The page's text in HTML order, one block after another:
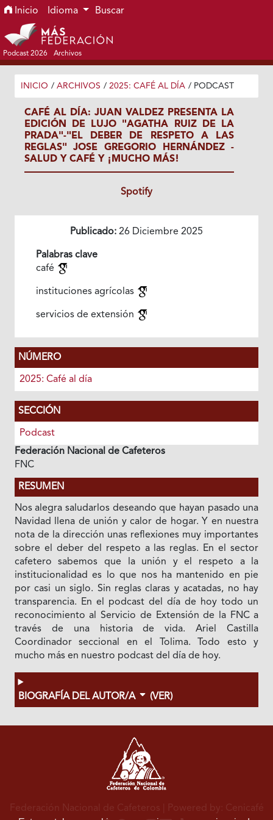
Ir al menú de navegación principal
Ir al contenido principal
Ir al pie de página del sitio
Inicio Idioma Buscar
Podcast 2026 Archivos
INICIO / ARCHIVOS / 2025: CAFÉ AL DÍA / PODCAST
CAFÉ AL DÍA: JUAN VALDEZ PRESENTA LA
EDICIÓN DE LUJO "AGATHA RUIZ DE LA
PRADA"-"EL DEBER DE RESPETO A LAS
REGLAS" JOSE GREGORIO HERNÁNDEZ -
SALUD Y CAFÉ Y ¡MUCHO MÁS!
Spotify
Publicado: 26 Diciembre 2025
Palabras clave
café
instituciones agrícolas
servicios de extensión
NÚMERO
2025: Café al día
SECCIÓN
Podcast
Federación Nacional de Cafeteros
FNC
RESUMEN
Nos alegra saludarlos deseando que hayan pasado una
Navidad llena de unión y calor de hogar. Y en nuestra
nota de la dirección unas reflexiones muy importantes
sobre el deber del respeto a las reglas. En el sector
cafetero sabemos que la unión y el respeto a la
institucionalidad es lo que nos ha mantenido en pie
por casi un siglo. Sin reglas claras y acatadas, no hay
transparencia. En el podcast del día de hoy todo un
reconocimiento al Servicio de Extensión de la FNC a
través de una historia de vida. Ariel Castilla
Coordinador seccional en el Tolima. Todo esto y
mucho más en nuestro podcast del día de hoy.
BIOGRAFÍA DEL AUTOR/A (VER)
Federación Nacional de Cafeteros | Powered by: Cenicafé